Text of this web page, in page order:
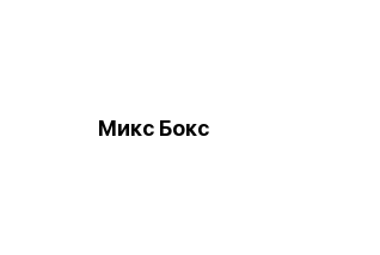
Микс Бокс